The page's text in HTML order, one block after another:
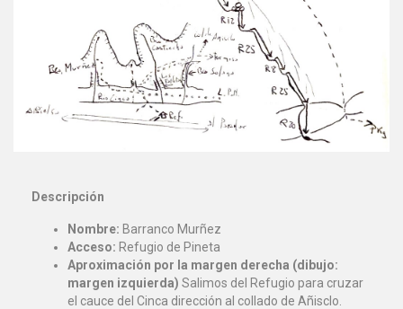
Descripción
Nombre: Barranco Murñez
Acceso: Refugio de Pineta
Aproximación por la margen derecha (dibujo:
margen izquierda) Salimos del Refugio para cruzar
el cauce del Cinca dirección al collado de Añisclo.